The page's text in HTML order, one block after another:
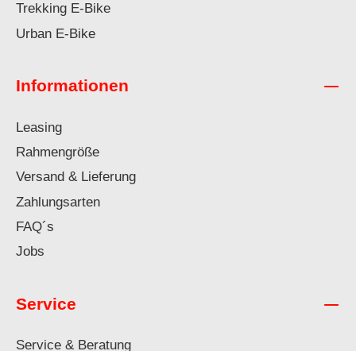
Trekking E-Bike
Urban E-Bike
Informationen
Leasing
Rahmengröße
Versand & Lieferung
Zahlungsarten
FAQ´s
Jobs
Service
Service & Beratung